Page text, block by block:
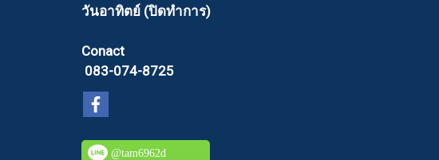
วันอาทิตย์ (ปิดทำการ)
Conact
083-074-8725
@tam6962d